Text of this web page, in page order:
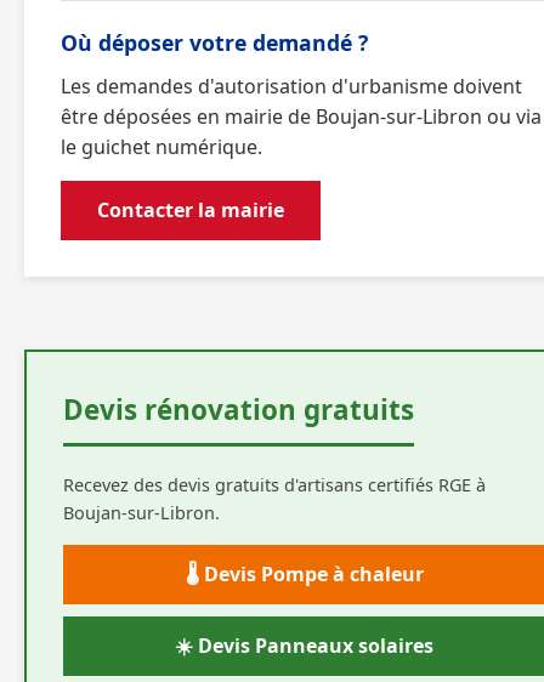
Où déposer votre demandé ?
Les demandes d'autorisation d'urbanisme doivent
être déposées en mairie de Boujan-sur-Libron ou via
le guichet numérique.
Contacter la mairie
Devis rénovation gratuits
Recevez des devis gratuits d'artisans certifiés RGE à
Boujan-sur-Libron.
🌡️ Devis Pompe à chaleur
☀️ Devis Panneaux solaires